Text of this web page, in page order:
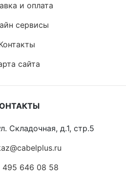
и оплата
сервисы
сайта
Складочная, д.1, стр.5
495 646 08 58